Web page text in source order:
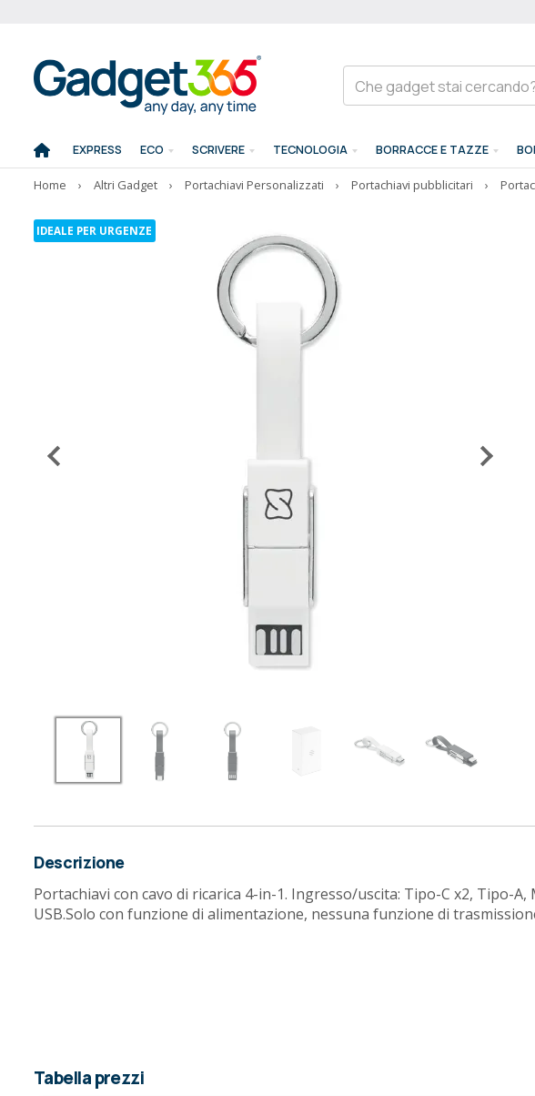
EXPRESS ECO SCRIVERE TECNOLOGIA BORRACCE E TAZZE
Home › Altri Gadget › Portachiavi Personalizzati › Portachiavi pubblicitari ›
IDEALE PER URGENZE
Descrizione
Portachiavi con cavo di ricarica 4-in-1. Ingresso/uscita: Tipo-C x2, Tipo-A,
USB.Solo con funzione di alimentazione, nessuna funzione di
Tabella prezzi